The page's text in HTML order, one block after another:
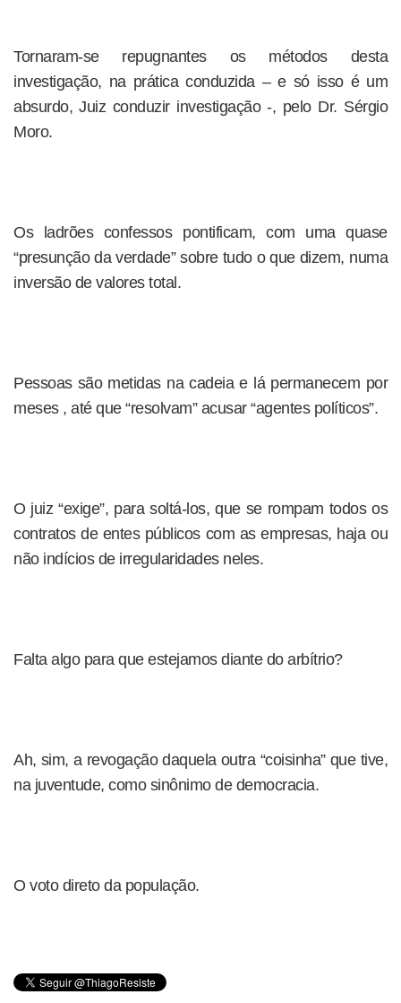
Tornaram-se repugnantes os métodos desta
investigação, na prática conduzida – e só isso é um
absurdo, Juiz conduzir investigação -, pelo Dr. Sérgio
Moro.
Os ladrões confessos pontificam, com uma quase
“presunção da verdade” sobre tudo o que dizem, numa
inversão de valores total.
Pessoas são metidas na cadeia e lá permanecem por
meses , até que “resolvam” acusar “agentes políticos”.
O juiz “exige”, para soltá-los, que se rompam todos os
contratos de entes públicos com as empresas, haja ou
não indícios de irregularidades neles.
Falta algo para que estejamos diante do arbítrio?
Ah, sim, a revogação daquela outra “coisinha” que tive,
na juventude, como sinônimo de democracia.
O voto direto da população.